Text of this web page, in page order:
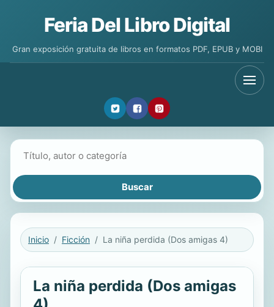
Feria Del Libro Digital
Gran exposición gratuita de libros en formatos PDF, EPUB y MOBI
Inicio Ficción La niña perdida (Dos amigas 4)
La niña perdida (Dos amigas